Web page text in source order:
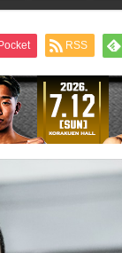
Pocket RSS